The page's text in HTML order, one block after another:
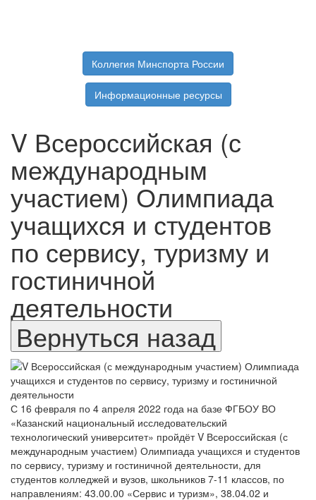
Коллегия Минспорта России
Информационные ресурсы
V Всероссийская (с
международным
участием) Олимпиада
учащихся и студентов
по сервису, туризму и
гостиничной
деятельности
С 16 февраля по 4 апреля 2022 года на базе ФГБОУ ВО
«Казанский национальный исследовательский
технологический университет» пройдёт V Всероссийская (с
международным участием) Олимпиада учащихся и студентов
по сервису, туризму и гостиничной деятельности, для
студентов колледжей и вузов, школьников 7-11 классов, по
направлениям: 43.00.00 «Сервис и туризм», 38.04.02 и